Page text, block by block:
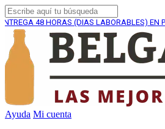
HORAS (DIAS LABORABLES) EN PENÍNSULA*
Ayuda Mi cuenta